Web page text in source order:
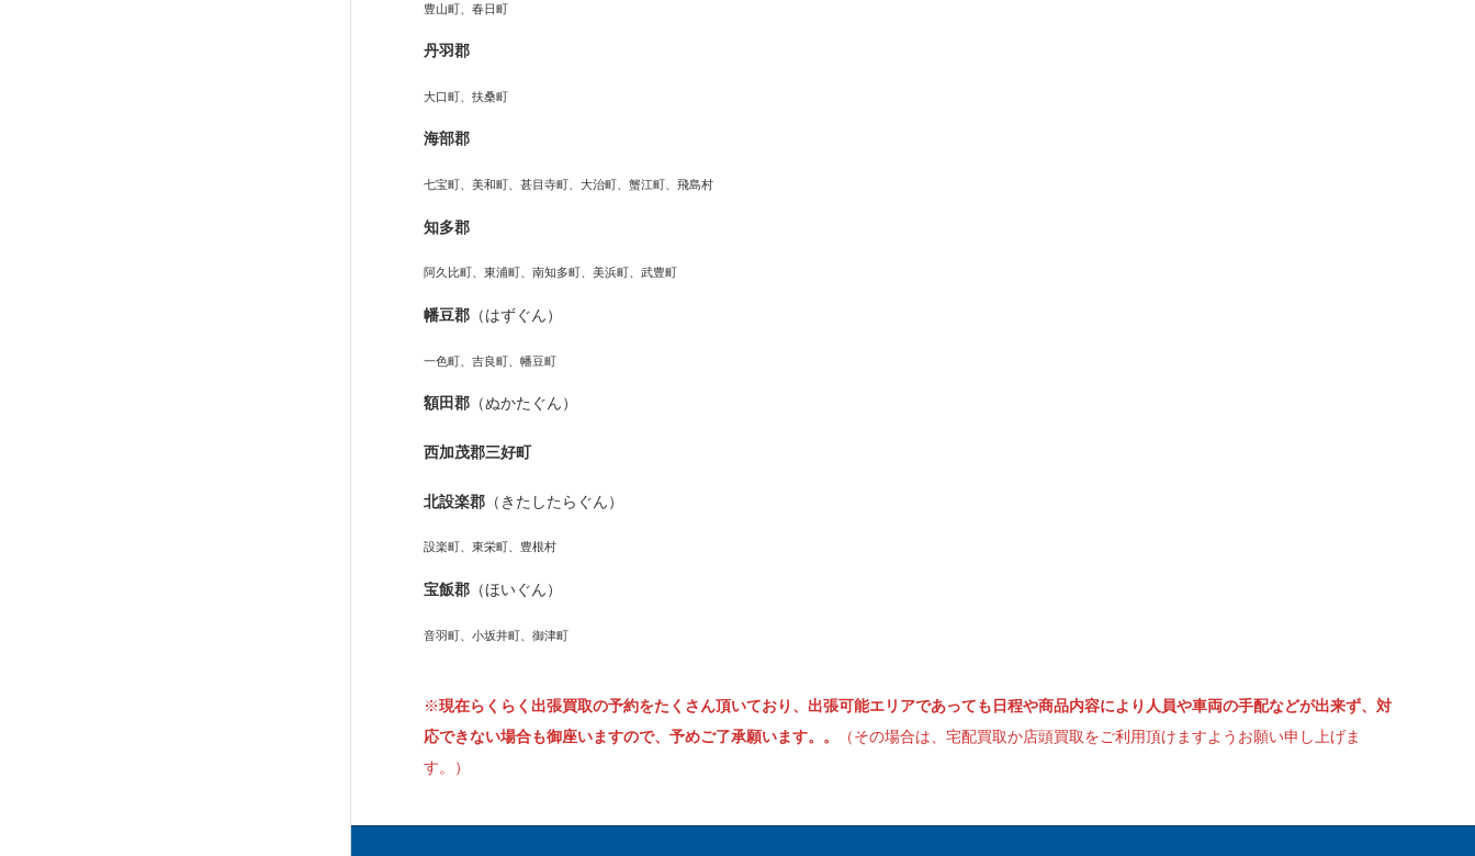
豊山町、春日町
丹羽郡
大口町、扶桑町
海部郡
七宝町、美和町、甚目寺町、大治町、蟹江町、飛島村
知多郡
阿久比町、東浦町、南知多町、美浜町、武豊町
幡豆郡 （はずぐん）
一色町、吉良町、幡豆町
額田郡 （ぬかたぐん）
西加茂郡三好町
北設楽郡 （きたしたらぐん）
設楽町、東栄町、豊根村
宝飯郡 （ほいぐん）
音羽町、小坂井町、御津町
※現在らくらく出張買取の予約をたくさん頂いており、出張可能エリアであっても日程や商品内容により人員や車両の手配などが出来ず、対
応できない場合も御座いますので、予めご了承願います。。
（その場合は、宅配買取か店頭買取をご利用頂けますようお願い申し上げま
す。）